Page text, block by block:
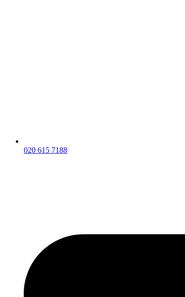
020 615 7188